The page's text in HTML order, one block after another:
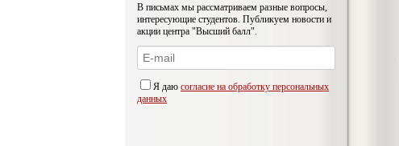
В письмах мы рассматриваем разные вопросы,
интересующие студентов. Публикуем новости и
акции центра "Высший балл".
Я даю согласие на обработку персональных
данных